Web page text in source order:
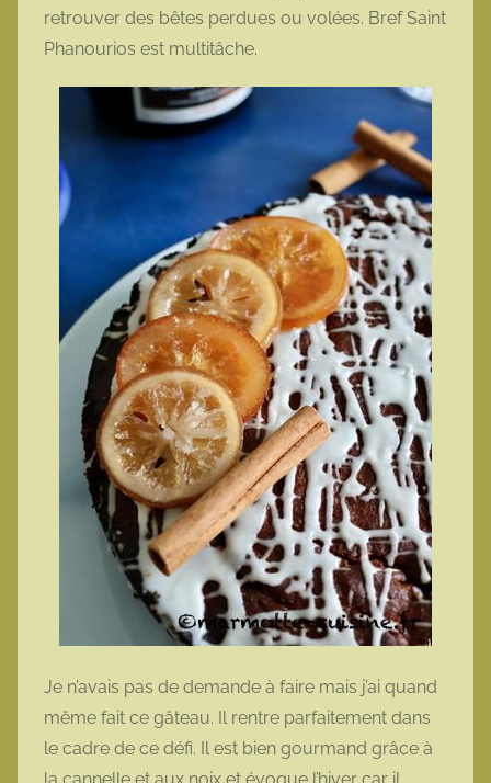
retrouver des bêtes perdues ou volées. Bref Saint
Phanourios est multitâche.
Je n’avais pas de demande à faire mais j’ai quand
même fait ce gâteau. Il rentre parfaitement dans
le cadre de ce défi. Il est bien gourmand grâce à